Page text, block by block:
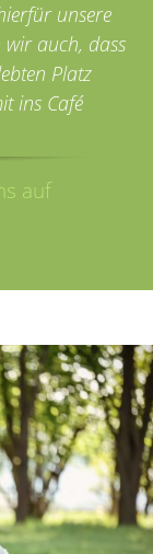
unsere
auch, dass
Platz
ins Café
auf